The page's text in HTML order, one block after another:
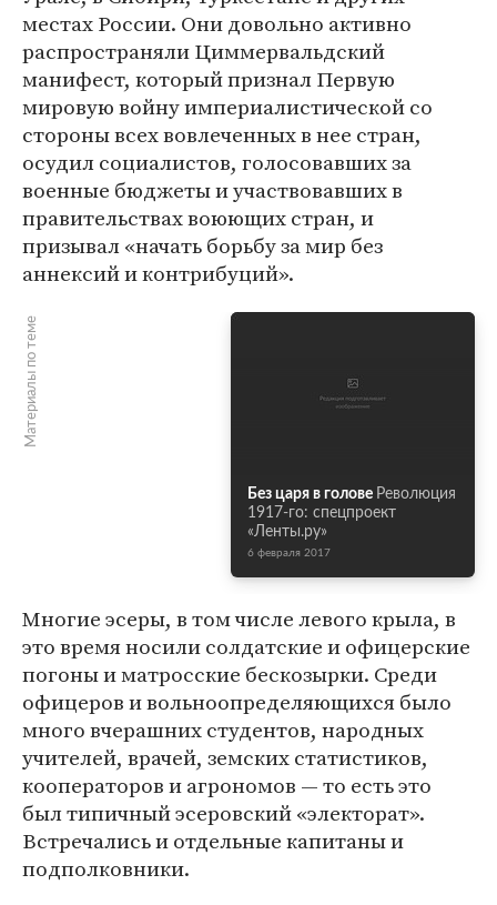
местах России. Они довольно активно
распространяли Циммервальдский
манифест, который признал Первую
мировую войну империалистической со
стороны всех вовлеченных в нее стран,
осудил социалистов, голосовавших за
военные бюджеты и участвовавших в
правительствах воюющих стран, и
призывал «начать борьбу за мир без
аннексий и контрибуций».
Материалы по теме
Без царя в голове Революция
1917-го: спецпроект
«Ленты.ру»
6 февраля 2017
Многие эсеры, в том числе левого крыла, в
это время носили солдатские и офицерские
погоны и матросские бескозырки. Среди
офицеров и вольноопределяющихся было
много вчерашних студентов, народных
учителей, врачей, земских статистиков,
кооператоров и агрономов — то есть это
был типичный эсеровский «электорат».
Встречались и отдельные капитаны и
подполковники.